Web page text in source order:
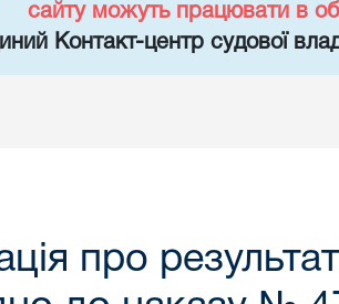
сайту можуть працювати в
Контакт-центр судової
про